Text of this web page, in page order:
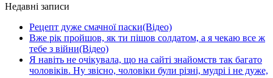
Недавні записи
Рецепт дуже смачної паски(Відео)
Вже рік пройшов, як ти пішов солдатом, а я чекаю все ж
тебе з війни(Відео)
Я навіть не очікувала, що на сайті знайомств так багато
чоловіків. Ну звісно, чоловіки були різні, мудрі і не дуже,